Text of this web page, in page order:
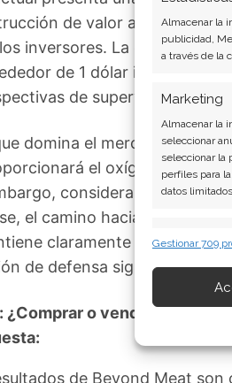
Almacenar la
publicidad,
a través de la
Marketing
Almacenar la
seleccionar
seleccionar la
perfiles para
datos
información
fallos,
Gestionar 709
de valor accionarial y
inversores. La caída
de 1 dólar ilustra la
de supervivencia de
domina el mercado es si
el oxígeno
considerando los
el camino hacia la
claramente en
de defensa significativo
¿Comprar o vender? El
de Beyond Meat